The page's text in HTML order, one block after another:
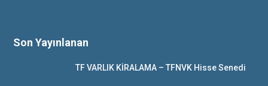
Son Yayınlanan
TF VARLIK KİRALAMA – TFNVK Hisse Senedi